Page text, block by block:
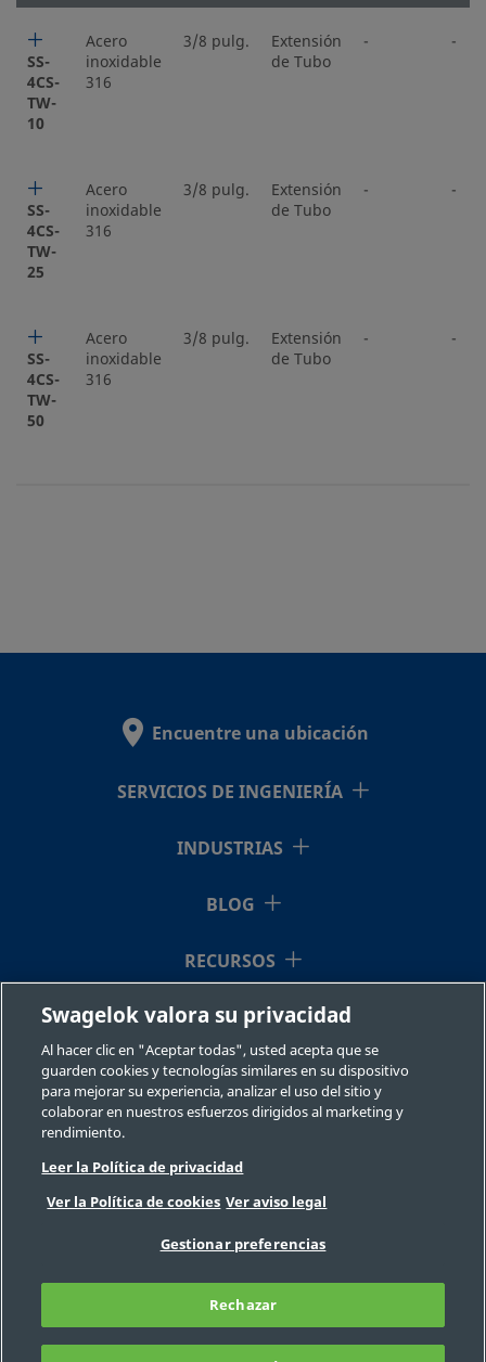
SS-
4CS-
TW-
10
Acero
inoxidable
316
3/8 pulg.
Extensión
de Tubo
- -
SS-
4CS-
TW-
25
Acero
inoxidable
316
3/8 pulg.
Extensión
de Tubo
- -
SS-
4CS-
TW-
50
Acero
inoxidable
316
3/8 pulg.
Extensión
de Tubo
- -
Encuentre una ubicación
SERVICIOS DE INGENIERÍA
INDUSTRIAS
BLOG
RECURSOS
QUIÉNES SOMOS
©2026 Swagelok Company. Todos los derechos reservados.
Selección fiable de un componente
Privacidad
Legal
Imprimir
Preguntas Frecuentes
Mapa del sitio
Preferencias de cookies
No venda ni comparta mi información
personal
Swagelok valora su privacidad
Al hacer clic en "Aceptar todas", usted acepta que se
guarden cookies y tecnologías similares en su dispositivo
para mejorar su experiencia, analizar el uso del sitio y
colaborar en nuestros esfuerzos dirigidos al marketing y
rendimiento.
Leer la Política de privacidad
Ver la Política de cookies Ver aviso legal
Gestionar preferencias
Rechazar